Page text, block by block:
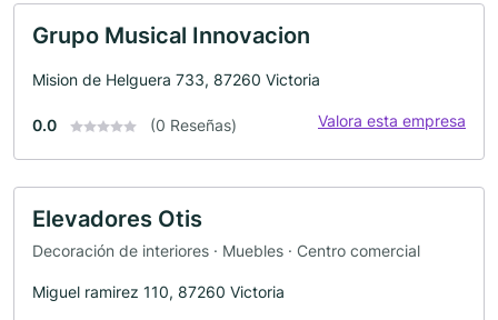
Grupo Musical Innovacion
Mision de Helguera 733, 87260 Victoria
0.0 (0 Reseñas) Valora esta empresa
Elevadores Otis
Decoración de interiores · Muebles · Centro comercial
Miguel ramirez 110, 87260 Victoria